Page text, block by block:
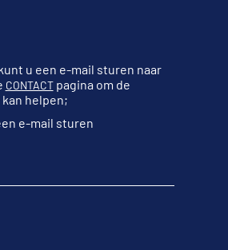
u een e-mail sturen naar
CONTACTpagina om de
helpen;
e-mail sturen